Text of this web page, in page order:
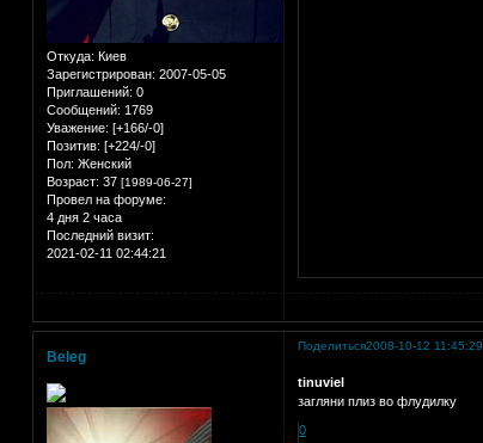
Откуда: Киев
Зарегистрирован: 2007-05-05
Приглашений: 0
Сообщений: 1769
Уважение: [+166/-0]
Позитив: [+224/-0]
Пол: Женский
Возраст: 37 [1989-06-27]
Провел на форуме:
4 дня 2 часа
Последний визит:
2021-02-11 02:44:21
Поделиться2008-10-12 11:45:29
Beleg
tinuviel
загляни плиз во флудилку
0